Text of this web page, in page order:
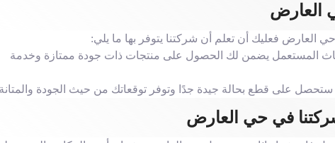
العارض
فعليك أن تعلم أن شركتنا يتوفر بها ما يلي:
المستعمل يضمن لك الحصول على منتجات ذات جودة ممتازة وخدمة
على قطع بحالة جيدة جدًا وتوفر توقعاتك من حيث الجودة
في حي العارض